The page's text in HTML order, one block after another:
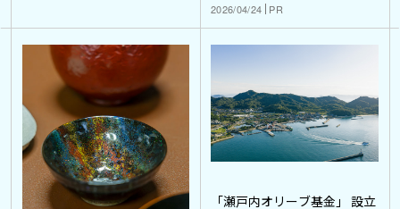
2026/04/24 PR
「瀬戸内オリーブ基金」 設立